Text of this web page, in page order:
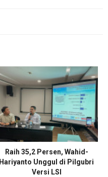
Raih 35,2 Persen, Wahid-
Hariyanto Unggul di Pilgubri
Versi LSI